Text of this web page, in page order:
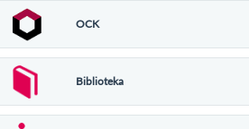
OCK
Biblioteka